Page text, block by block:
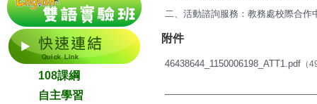
108課綱
自主學習
二、活動諮詢服務：教務處校際合
附件
46438644_1150006198_ATT1.pdf （